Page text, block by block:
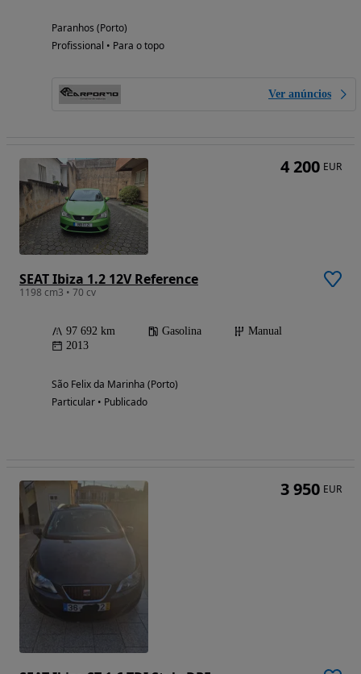
Paranhos (Porto)
Profissional • Para o topo
Ver anúncios
SEAT Ibiza 1.2 12V Reference
1198 cm3 • 70 cv
97 692 km Gasolina
Manual
2013
São Felix da Marinha (Porto)
Particular • Publicado
4 200 EUR
3 950 EUR